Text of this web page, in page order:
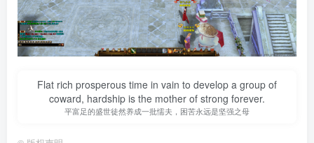
Flat rich prosperous time in vain to develop a group of
coward, hardship is the mother of strong forever.
平富足的盛世徒然养成一批懦夫，困苦永远是坚强之母